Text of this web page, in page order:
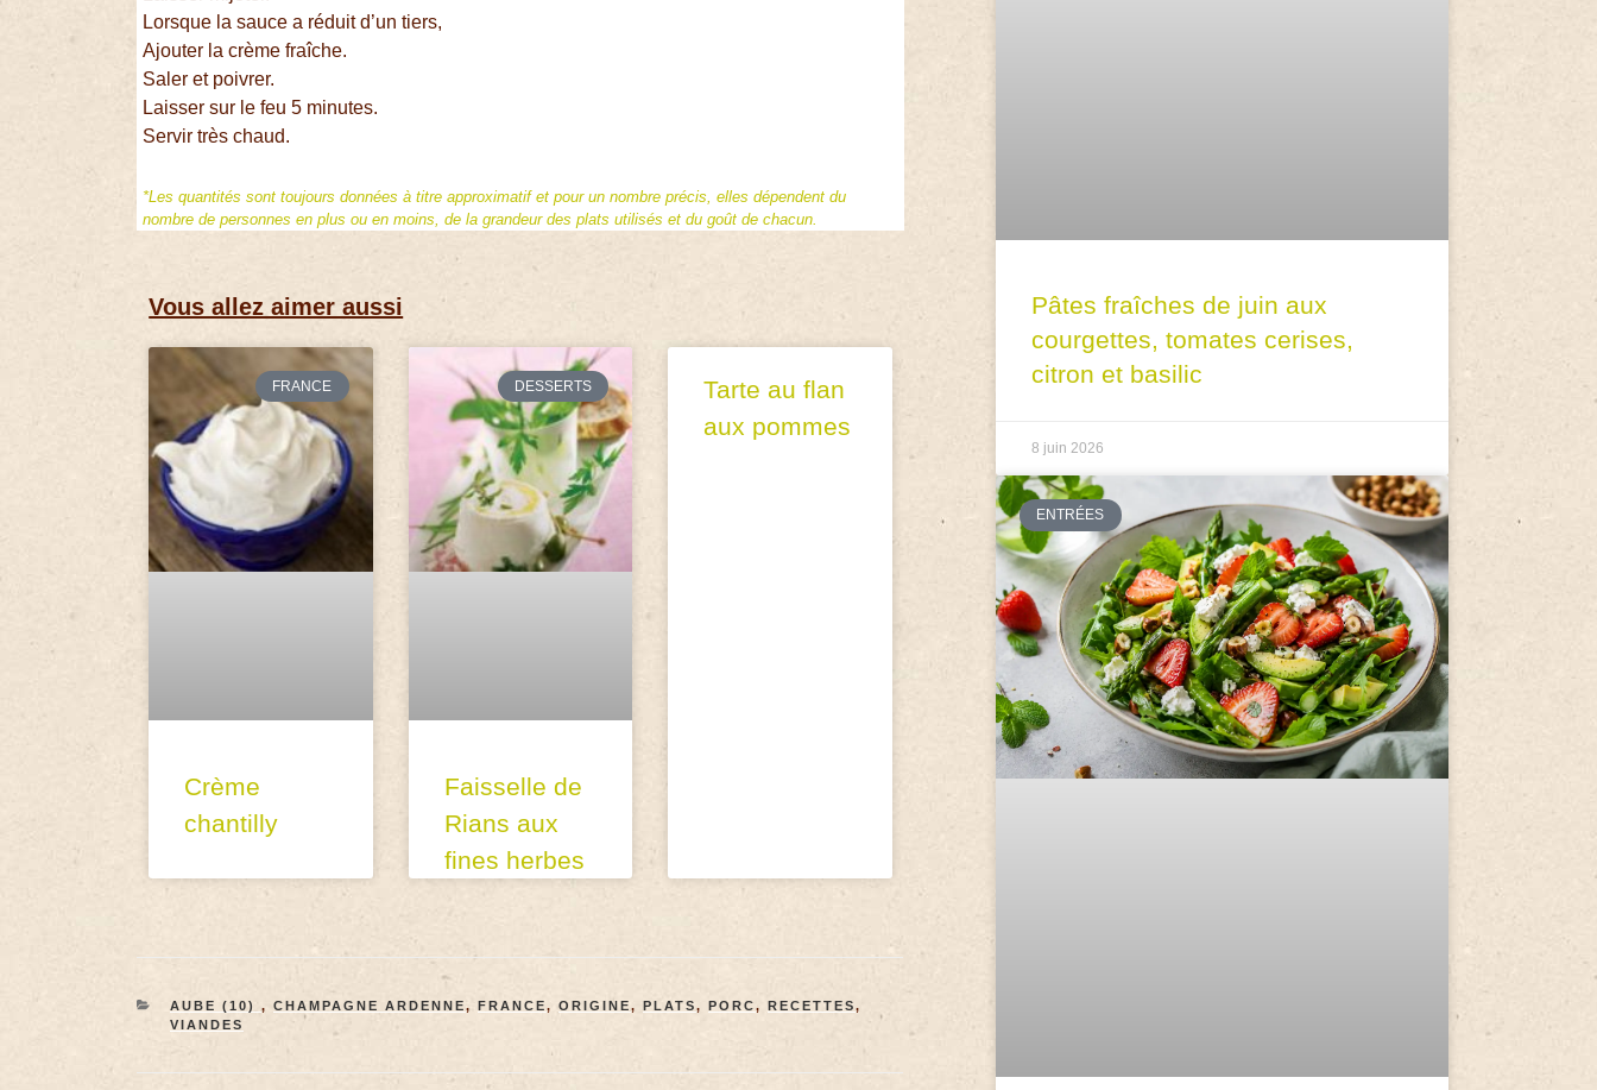
Lorsque la sauce a réduit d’un tiers,
Ajouter la crème fraîche.
Saler et poivrer.
Laisser sur le feu 5 minutes.
Servir très chaud.
*Les quantités sont toujours données à titre approximatif et pour un nombre précis, elles dépendent du
nombre de personnes en plus ou en moins, de la grandeur des plats utilisés et du goût de chacun.
Vous allez aimer aussi
FRANCE
Crème
chantilly
DESSERTS
Faisselle de
Rians aux
fines herbes
Tarte au flan
aux pommes
AUBE (10) , CHAMPAGNE ARDENNE, FRANCE, ORIGINE, PLATS, PORC, RECETTES,
VIANDES
Pâtes fraîches de juin aux
courgettes, tomates cerises,
citron et basilic
8 juin 2026
ENTRÉES